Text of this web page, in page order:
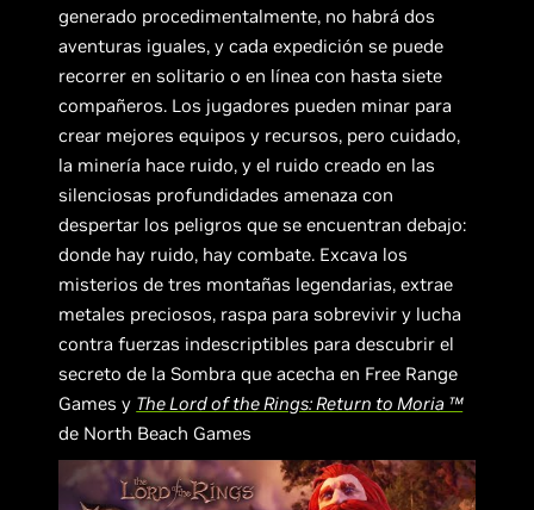
generado procedimentalmente, no habrá dos
aventuras iguales, y cada expedición se puede
recorrer en solitario o en línea con hasta siete
compañeros. Los jugadores pueden minar para
crear mejores equipos y recursos, pero cuidado,
la minería hace ruido, y el ruido creado en las
silenciosas profundidades amenaza con
despertar los peligros que se encuentran debajo:
donde hay ruido, hay combate. Excava los
misterios de tres montañas legendarias, extrae
metales preciosos, raspa para sobrevivir y lucha
contra fuerzas indescriptibles para descubrir el
secreto de la Sombra que acecha en Free Range
Games y The Lord of the Rings: Return to Moria ™
de North Beach Games